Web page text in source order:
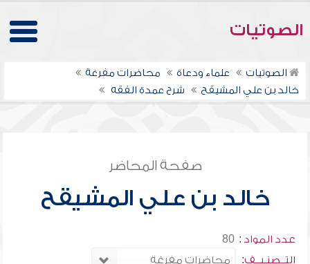
الصوتيات
الصوتيات علماء ودعاة
محاضرات مفرغة
خالد بن علي المشيقح
شرح عمدة الفقه
صفحة المحاضر
خالد بن علي المشيقح
عدد المواد : 80
التــصنـيــف: